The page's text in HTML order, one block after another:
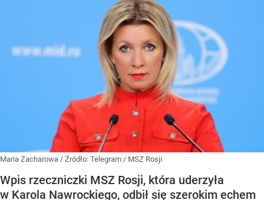
Maria Zacharowa / Źródło: Telegram / MSZ Rosji
Wpis rzeczniczki MSZ Rosji, która uderzyła
w Karola Nawrockiego, odbił się szerokim echem